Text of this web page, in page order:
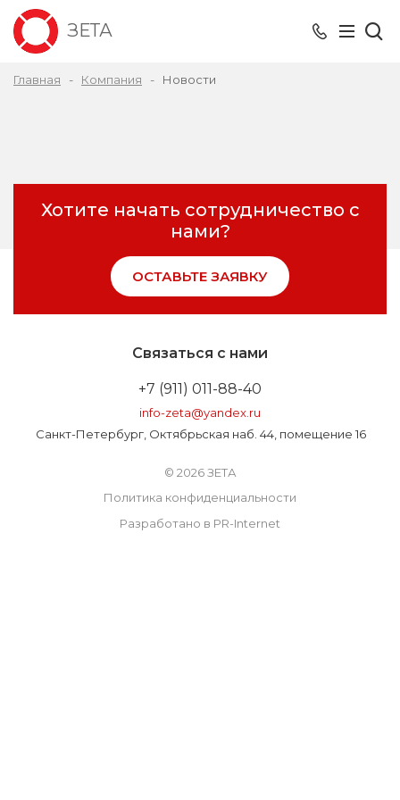
ЗЕТА
Главная Компания Новости
Хотите начать сотрудничество с
нами?
ОСТАВЬТЕ ЗАЯВКУ
Связаться с нами
+7 (911) 011-88-40
info-zeta@yandex.ru
Санкт-Петербург, Октябрьская наб. 44, помещение 16
© 2026 ЗЕТА
Политика конфиденциальности
Разработано в PR-Internet